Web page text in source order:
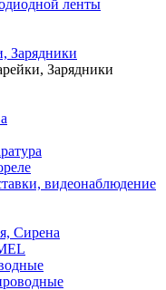
ленты
Зарядники
Зарядники
видеонаблюдение
Сирена